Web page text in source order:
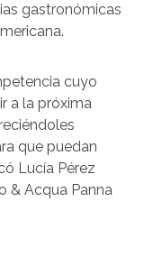
gastronómicas
cuyo
a la próxima
que puedan
Lucía Pérez
& Acqua Panna